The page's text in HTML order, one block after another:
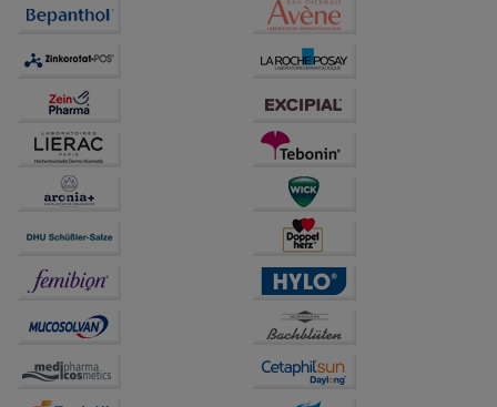
auch auf Ihre Bedürfnisse zugeschrittene Inhalte
anzuzeigen und unser Partnerprogramm zu
betreiben.
Statistik & Tracking:
Informationen über die Art und Weise der Nutzung
unserer Website sammeln, mit deren Hilfe wir unsere
Website weiter für Sie optimieren können, den Inhalt
Drittseiten möglichst relevant für Sie zu gestalten.
Bitte beachten Sie, dass Daten hierfür teilweise an
Dritte wie z.B. Google oder soziale Medien